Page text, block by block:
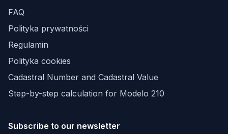
FAQ
Polityka prywatności
Regulamin
Polityka cookies
Cadastral Number and Cadastral Value
Step-by-step calculation for Modelo 210
Subscribe to our newsletter